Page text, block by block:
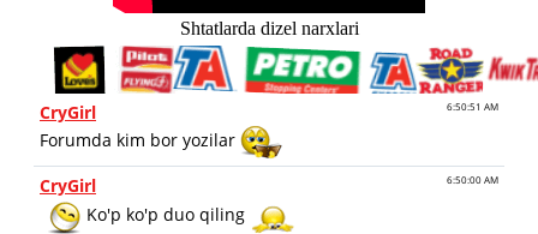
Shtatlarda dizel narxlari